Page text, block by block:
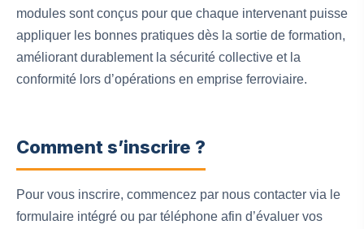
modules sont conçus pour que chaque intervenant puisse
appliquer les bonnes pratiques dès la sortie de formation,
améliorant durablement la sécurité collective et la
conformité lors d’opérations en emprise ferroviaire.
Comment s’inscrire ?
Pour vous inscrire, commencez par nous contacter via le
formulaire intégré ou par téléphone afin d’évaluer vos